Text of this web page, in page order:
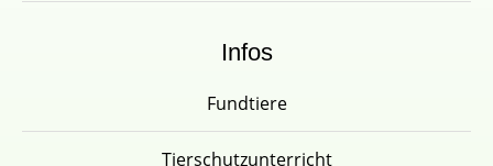
Infos
Fundtiere
Tierschutzunterricht